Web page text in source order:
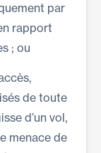
par
rapport
; ou
de toute
d’un vol,
menace de